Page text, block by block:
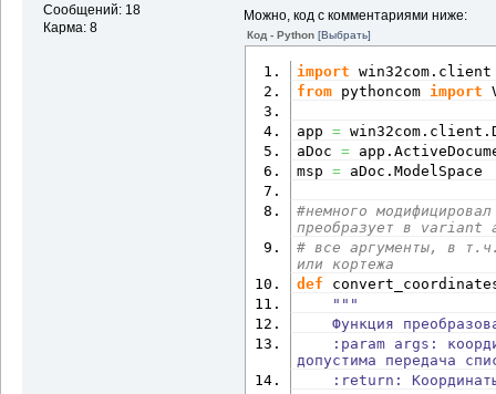
Сообщений: 18
Карма: 8
Можно, код с комментариями ниже:
Код - Python [Выбрать]
import win32com. client
from pythoncom import
app = win32com. client .
aDoc = app.
msp = aDoc.ModelSpace
#немного
преобразует в
# все аргументы, в
или кортежа
def
"""
Функция
допустима передача
:return: Координаты